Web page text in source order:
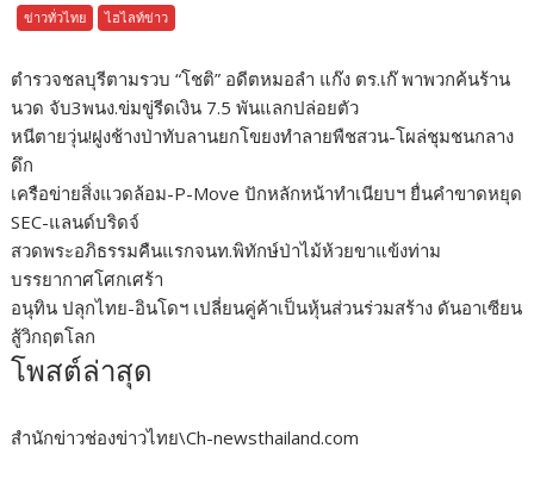
ข่าวทั่วไทย ไฮไลท์ข่าว
ตำรวจชลบุรีตามรวบ “โชติ” อดีตหมอลำ แก๊ง ตร.เก๊ พาพวกค้นร้าน
นวด จับ3พนง.ข่มขู่รีดเงิน 7.5 พันแลกปล่อยตัว
หนีตายวุ่น!ฝูงช้างป่าทับลานยกโขยงทำลายพืชสวน-โผล่ชุมชนกลาง
ดึก
เครือข่ายสิ่งแวดล้อม-P-Move ปักหลักหน้าทำเนียบฯ ยื่นคำขาดหยุด
SEC-แลนด์บริดจ์
สวดพระอภิธรรมคืนแรกจนท.พิทักษ์ป่าไม้ห้วยขาแข้งท่าม
บรรยากาศโศกเศร้า
อนุทิน ปลุกไทย-อินโดฯ เปลี่ยนคู่ค้าเป็นหุ้นส่วนร่วมสร้าง ดันอาเซียน
สู้วิกฤตโลก
โพสต์ล่าสุด
สำนักข่าวช่องข่าวไทย\Ch-newsthailand.com